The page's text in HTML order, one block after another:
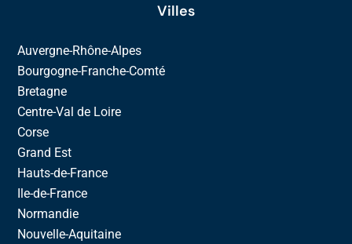
Villes
Auvergne-Rhône-Alpes
Bourgogne-Franche-Comté
Bretagne
Centre-Val de Loire
Corse
Grand Est
Hauts-de-France
Ile-de-France
Normandie
Nouvelle-Aquitaine